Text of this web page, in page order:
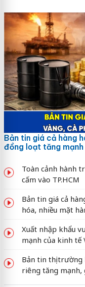
Bản tin giá cả hàng
đồng loạt tăng mạnh
Toàn cảnh hành
cấm vào TP.HCM
Bản tin giá cả
hóa, nhiều mặt
Xuất nhập khẩu
mạnh của kinh tế
Bản tin thị trường
riêng tăng mạnh,